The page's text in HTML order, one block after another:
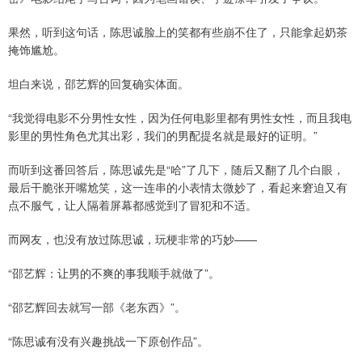
果然，听到这句话，陈思诚脸上的笑都有些崩不住了，只能拿起奶茶
掩饰尴尬。
坦白来说，邵艺辉的回复确实体面。
“我觉得电影不分男性女性，因为任何电影里都有男性女性，而且我电
影里的男性角色尤其出彩，我们的男配提名就是最好的证明。”
而听到这番回答后，陈思诚先是“哈”了几下，随后又翻了几个白眼，
最后干脆张开嘴尬笑，这一连串的小表情太微妙了，看起来窘迫又有
点不服气，让人隔着屏幕都感觉到了冒犯和不适。
而网友，也没有放过陈思诚，玩梗非常的巧妙——
“邵艺辉：让男的不爽的事我顺手就做了”。
“邵艺辉回去就写一部《老东西》”。
“陈思诚有没有兴趣挑战一下原创作品”。